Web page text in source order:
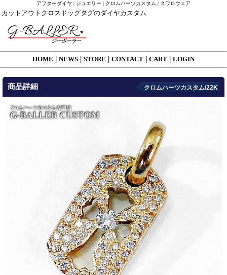
アフターダイヤ | ジュエリー | クロムハーツカスタム | スワロウェア
カットアウトクロスドッグタグのダイヤカスタム
HOME NEWS STORE CONTACT CART LOGIN
商品詳細 クロムハーツカスタム/22K